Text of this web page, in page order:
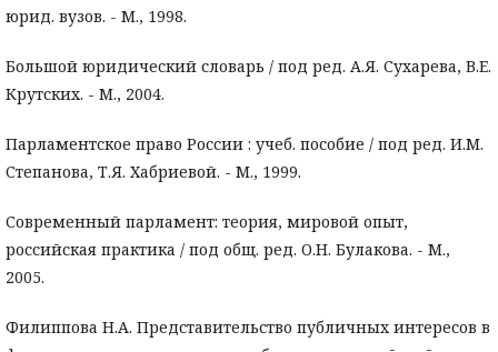
юрид. вузов. - М., 1998.
Большой юридический словарь / под ред. А.Я. Сухарева, В.Е.
Крутских. - М., 2004.
Парламентское право России : учеб. пособие / под ред. И.М.
Степанова, Т.Я. Хабриевой. - М., 1999.
Современный парламент: теория, мировой опыт,
российская практика / под общ. ред. О.Н. Булакова. - М.,
2005.
Филиппова Н.А. Представительство публичных интересов в